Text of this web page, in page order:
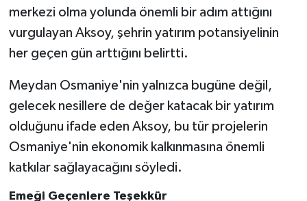
merkezi olma yolunda önemli bir adım attığını
vurgulayan Aksoy, şehrin yatırım potansiyelinin
her geçen gün arttığını belirtti.
Meydan Osmaniye'nin yalnızca bugüne değil,
gelecek nesillere de değer katacak bir yatırım
olduğunu ifade eden Aksoy, bu tür projelerin
Osmaniye'nin ekonomik kalkınmasına önemli
katkılar sağlayacağını söyledi.
Emeği Geçenlere Teşekkür